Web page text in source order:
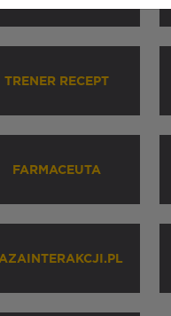
TRENER RECEPT
FARMACEUTA